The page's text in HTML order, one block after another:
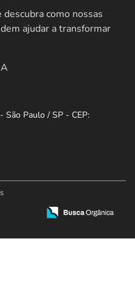
como nossas
ajudar a transformar
São Paulo / SP - CEP: